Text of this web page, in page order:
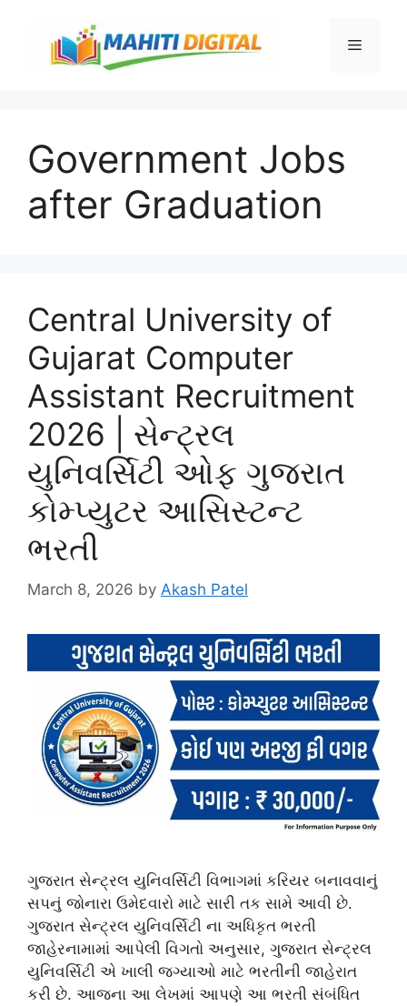
Menu
Government Jobs
after Graduation
Central University of
Gujarat Computer
Assistant Recruitment
2026 | સેન્ટ્રલ
યુનિવર્સિટી ઓફ ગુજરાત
કોમ્પ્યુટર આસિસ્ટન્ટ
ભરતી
March 8, 2026 by Akash Patel
ગુજરાત સેન્ટ્રલ યુનિવર્સિટી વિભાગમાં કરિયર બનાવવાનું
સપનું જોનારા ઉમેદવારો માટે સારી તક સામે આવી છે.
ગુજરાત સેન્ટ્રલ યુનિવર્સિટી ના અધિકૃત ભરતી
જાહેરનામામાં આપેલી વિગતો અનુસાર, ગુજરાત સેન્ટ્રલ
યુનિવર્સિટી એ ખાલી જગ્યાઓ માટે ભરતીની જાહેરાત
કરી છે. આજના આ લેખમાં આપણે આ ભરતી સંબંધિત